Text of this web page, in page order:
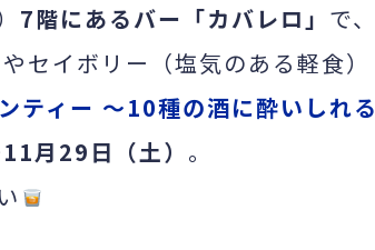
7階にあるバー「カバレロ」 で、
セイボリー（塩気のある軽食）
ティー ～10種の酒に酔いしれる
月29日（土） 。